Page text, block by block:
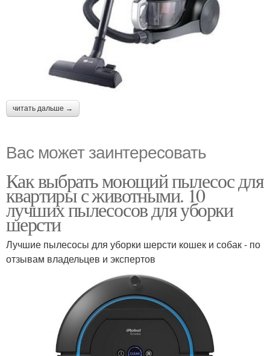
читать дальше →
Вас может заинтересовать
Как выбрать моющий пылесос для
квартиры с животными. 10
лучших пылесосов для уборки
шерсти
Лучшие пылесосы для уборки шерсти кошек и собак - по
отзывам владельцев и экспертов